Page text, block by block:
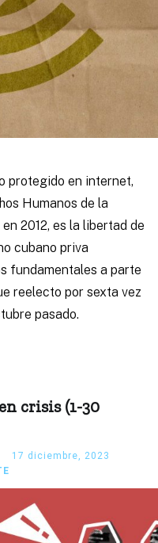
protegido en internet,
Humanos de la
2012, es la libertad de
cubano priva
fundamentales a parte
reelecto por sexta vez
pasado.
crisis (1-30
17 diciembre, 2023